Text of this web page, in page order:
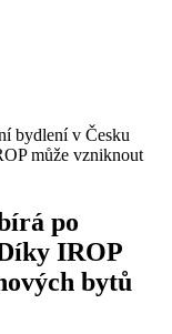
bydlení v Česku
může vzniknout
po
IROP
bytů